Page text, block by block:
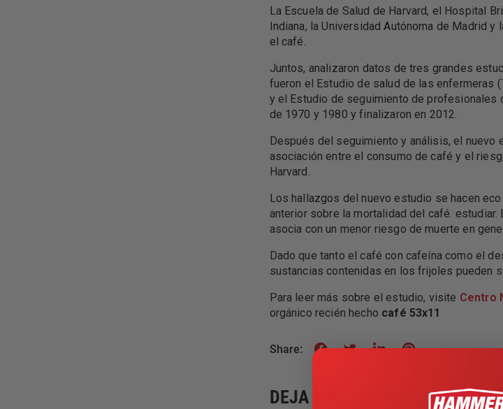
La Escuela de Salud de Harvard, el Hospital
Indiana, la Universidad Autónoma de Madrid
el café.
Juntos, analizaron datos de tres grandes
fueron el Estudio de salud de las enfermeras
y el Estudio de seguimiento de profesionales
de 1970 y 1980 y finalizaron en 2012.
Después del seguimiento y análisis, el
asociación entre el consumo de café y el
Harvard.
Los hallazgos del nuevo estudio se hacen
anterior sobre la mortalidad del café.
asocia con un menor riesgo de muerte en
Dado que tanto el café con cafeína como el
sustancias contenidas en los frijoles pueden
Para leer más sobre el estudio, visite Centro
orgánico recién hecho café 53x11
Share:
DEJA UN COMENTARIO